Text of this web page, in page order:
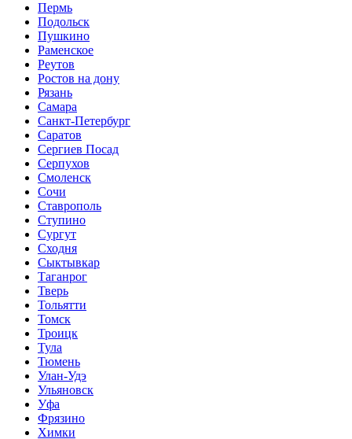
Пермь
Подольск
Пушкино
Раменское
Реутов
Ростов на дону
Рязань
Самара
Санкт-Петербург
Саратов
Сергиев Посад
Серпухов
Смоленск
Сочи
Ставрополь
Ступино
Сургут
Сходня
Сыктывкар
Таганрог
Тверь
Тольятти
Томск
Троицк
Тула
Тюмень
Улан-Удэ
Ульяновск
Уфа
Фрязино
Химки